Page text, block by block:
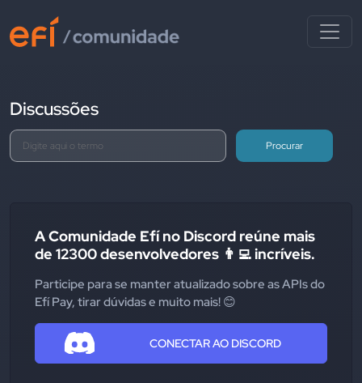
Discussões
Procurar
A Comunidade Efí no Discord reúne mais
de 12300 desenvolvedores 👨‍💻 incríveis.
Participe para se manter atualizado sobre as APIs do
Efí Pay, tirar dúvidas e muito mais! 😊
CONECTAR AO DISCORD